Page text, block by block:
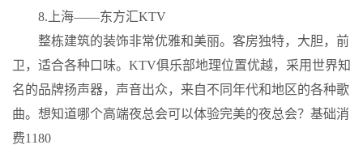
8.上海——东方汇KTV
整栋建筑的装饰非常优雅和美丽。客房独特，大胆，前
卫，适合各种口味。KTV俱乐部地理位置优越，采用世界知
名的品牌扬声器，声音出众，来自不同年代和地区的各种歌
曲。想知道哪个高端夜总会可以体验完美的夜总会？基础消
费1180